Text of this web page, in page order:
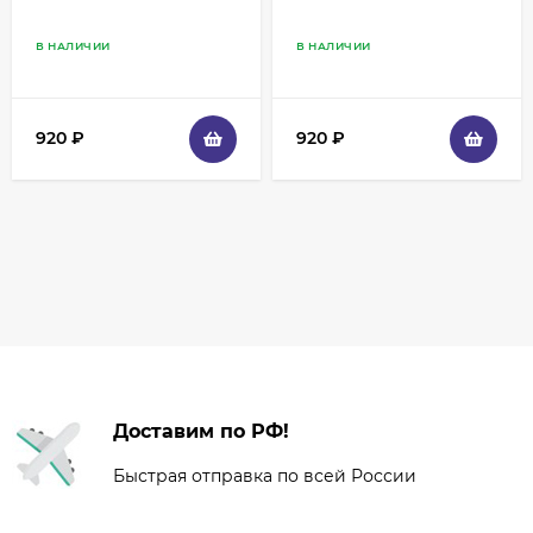
В НАЛИЧИИ
920 ₽
В НАЛИЧИИ
920 ₽
Доставим по РФ!
Быстрая отправка по всей России